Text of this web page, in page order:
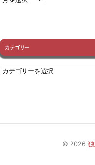
カテゴリー
© 2026